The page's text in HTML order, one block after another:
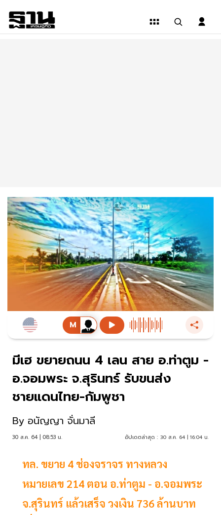
มีเฮ ขยายถนน 4 เลน สาย อ.ท่าตูม -
อ.จอมพระ จ.สุรินทร์ รับขนส่ง
ชายแดนไทย-กัมพูชา
By อนัญญา จั่นมาลี
30 ส.ค. 64 | 08:53 น. อัปเดตล่าสุด : 30 ส.ค. 64 | 16:04 น.
ทล. ขยาย 4 ช่องจราจร ทางหลวง
หมายเลข 214 ตอน อ.ท่าตูม - อ.จอมพระ
จ.สุรินทร์ แล้วเสร็จ วงเงิน 736 ล้านบาท